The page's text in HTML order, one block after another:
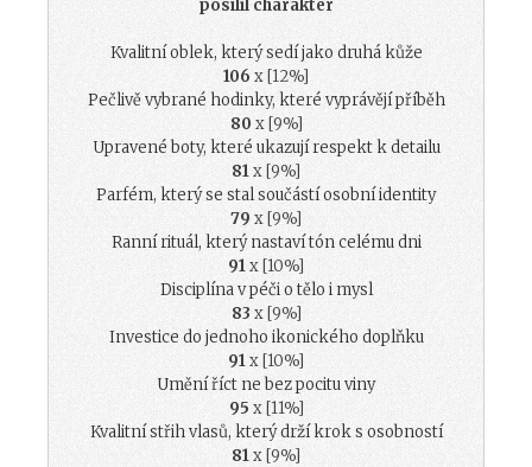
posílil charakter
Kvalitní oblek, který sedí jako druhá kůže
106 x [12%]
Pečlivě vybrané hodinky, které vyprávějí příběh
80 x [9%]
Upravené boty, které ukazují respekt k detailu
81x [9%]
Parfém, který se stal součástí osobní identity
79 x [9%]
Ranní rituál, který nastaví tón celému dni
91x [10%]
Disciplína v péči o tělo i mysl
83 x [9%]
Investice do jednoho ikonického doplňku
91x [10%]
Umění říct ne bez pocitu viny
95 x [11%]
Kvalitní střih vlasů, který drží krok s osobností
81x [9%]